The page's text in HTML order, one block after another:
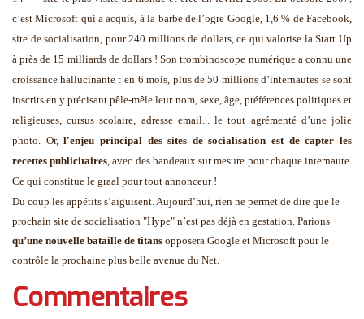
c’est Microsoft qui a acquis, à la barbe de l’ogre Google, 1,6 % de Facebook,
site de socialisation, pour 240 millions de dollars, ce qui valorise la Start Up
à près de 15 milliards de dollars ! Son trombinoscope numérique a connu une
croissance hallucinante : en 6 mois, plus de 50 millions d’internautes se sont
inscrits en y précisant pêle-mêle leur nom, sexe, âge, préférences politiques et
religieuses, cursus scolaire, adresse email... le tout agrémenté d’une jolie
photo. Or,l'enjeu principal des sites de socialisation est de capter les
recettes publicitaires, avec des bandeaux sur mesure pour chaque internaute.
Ce qui constitue le graal pour tout annonceur !
Du coup les appétits s’aiguisent. Aujourd’hui, rien ne permet de dire que le
prochain site de socialisation "Hype" n’est pas déjà en gestation. Parions
qu’une nouvelle bataille de titans opposera Google et Microsoft pour le
contrôle la prochaine plus belle avenue du Net.
Commentaires